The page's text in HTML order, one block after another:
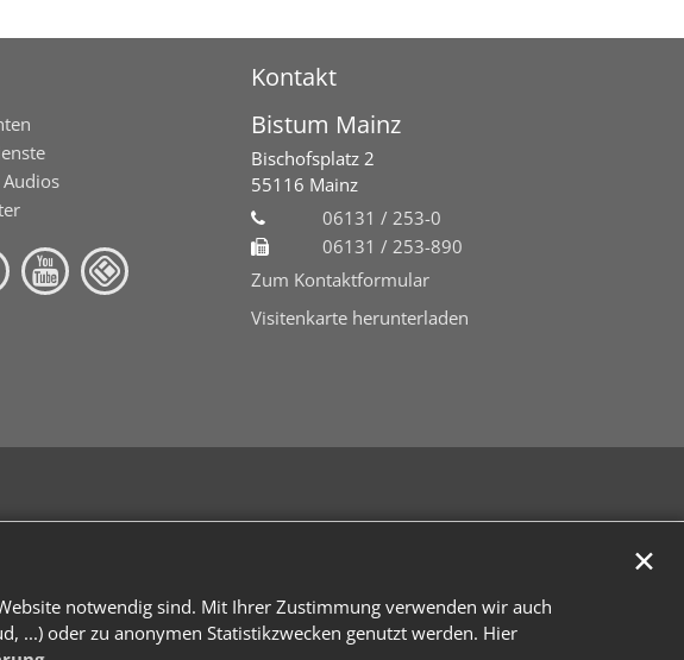
notwendig sind. Mit Ihrer Zustimmung verwenden wir auch
...) oder zu anonymen Statistikzwecken genutzt werden. Hier
✕
Kontakt
Bistum Mainz
Bischofsplatz 2
55116 Mainz
06131 / 253-0
06131 / 253-890
Zum Kontaktformular
Visitenkarte herunterladen